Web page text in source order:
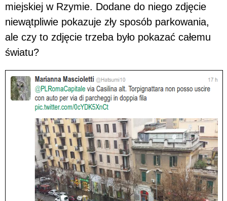
miejskiej w Rzymie. Dodane do niego zdjęcie
niewątpliwie pokazuje zły sposób parkowania,
ale czy to zdjęcie trzeba było pokazać całemu
światu?